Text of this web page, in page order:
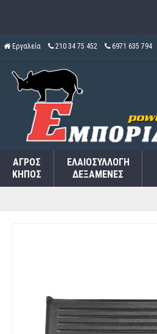
Εργαλεία 210 34 75 452 6971 635 794
ΑΓΡΌΣ
ΚΉΠΟΣ
ΕΛΑΙΟΣΥΛΛΟΓΉ
ΔΕΞΑΜΕΝΈΣ